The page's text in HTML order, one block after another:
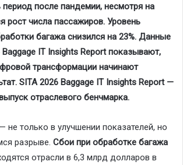
период после пандемии, несмотря на
числа пассажиров. Уровень
багажа снизился на 23%. Данные
Baggage IT Insights Report показывают,
трансформации начинают
SITA 2026 Baggage IT Insights Report —
отраслевого бенчмарка.
— не только в улучшении показателей, но
разрыве. Сбои при обработке багажа
отрасли в 6,3 млрд долларов в